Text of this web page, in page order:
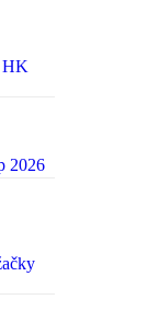
HK
2026